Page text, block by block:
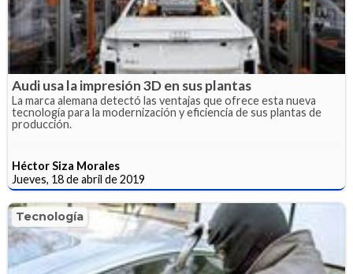
Audi usa la impresión 3D en sus plantas
La marca alemana detectó las ventajas que ofrece esta nueva
tecnología para la modernización y eficiencia de sus plantas de
producción.
Héctor Siza Morales
Jueves, 18 de abril de 2019
Tecnología